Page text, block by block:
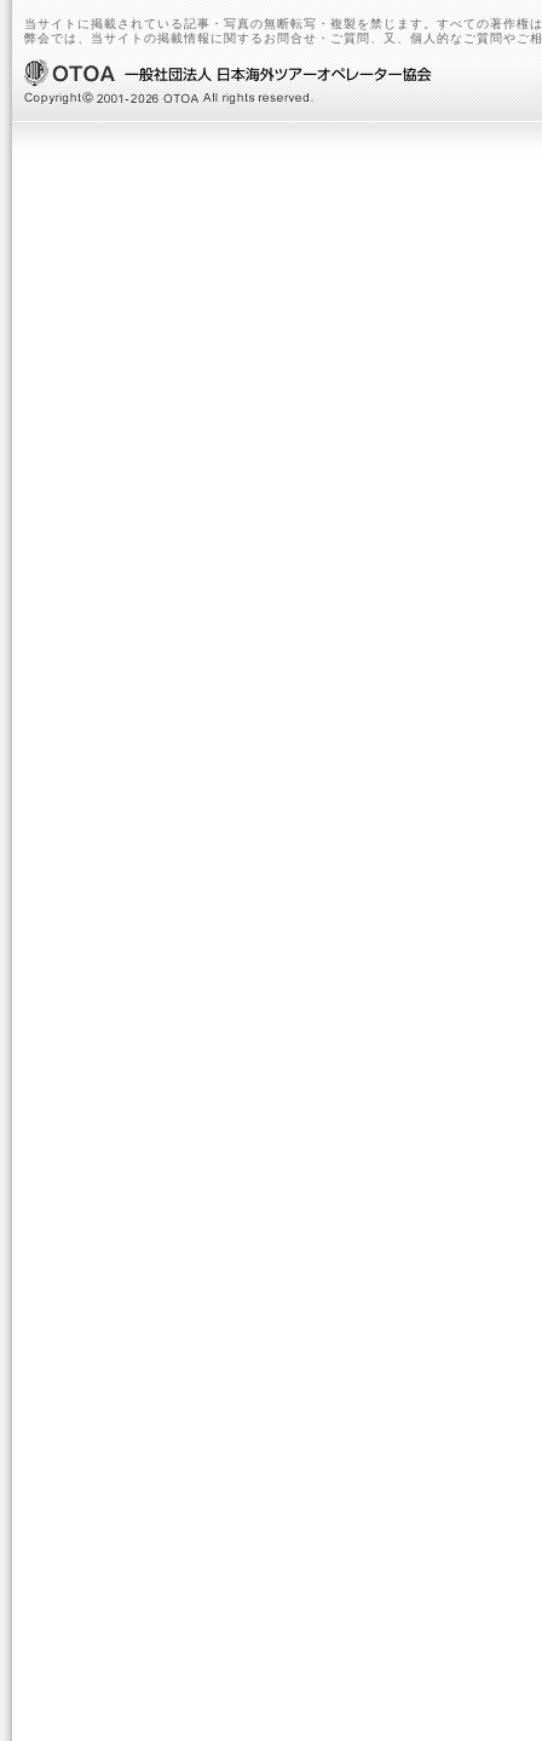
当サイトに掲載されている記事・写真の無断転写・複製を禁じます。すべての著作権
弊会では、当サイトの掲載情報に関するお問合せ・ご質問、又、個人的なご質問やご